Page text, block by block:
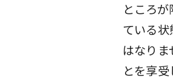
ところ
ている
はなり
とを享